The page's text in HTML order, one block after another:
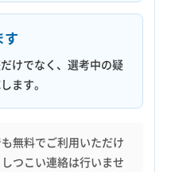
す
けでなく、選考中の疑
ます。
無料でご利用いただけ
つこい連絡は行いませ